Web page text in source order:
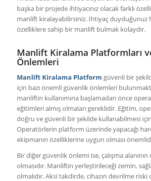
başka bir projede ihtiyacınız olacak farklı
manlift kiralayabilirsiniz. İhtiyaç duyduğunuz
özelliklere sahip bir manlift bulmak kolaydır.
Manlift Kiralama Platformları
Önlemleri
Manlift Kiralama Platform güvenli bir
için bazı önemli güvenlik önlemleri
manliftin kullanımına başlamadan önce
eğitimleri almış olmaları gereklidir. Eğitim,
doğru ve güvenli bir şekilde kullanabilmesi
Operatörlerin platform üzerinde yapacağı
ekipmanın özelliklerine uygun olması
Bir diğer güvenlik önlemi ise, çalışma
olmasıdır. Manliftin yerleştirileceği zemin,
olmalıdır. Aksi takdirde, cihazın devrilme riski